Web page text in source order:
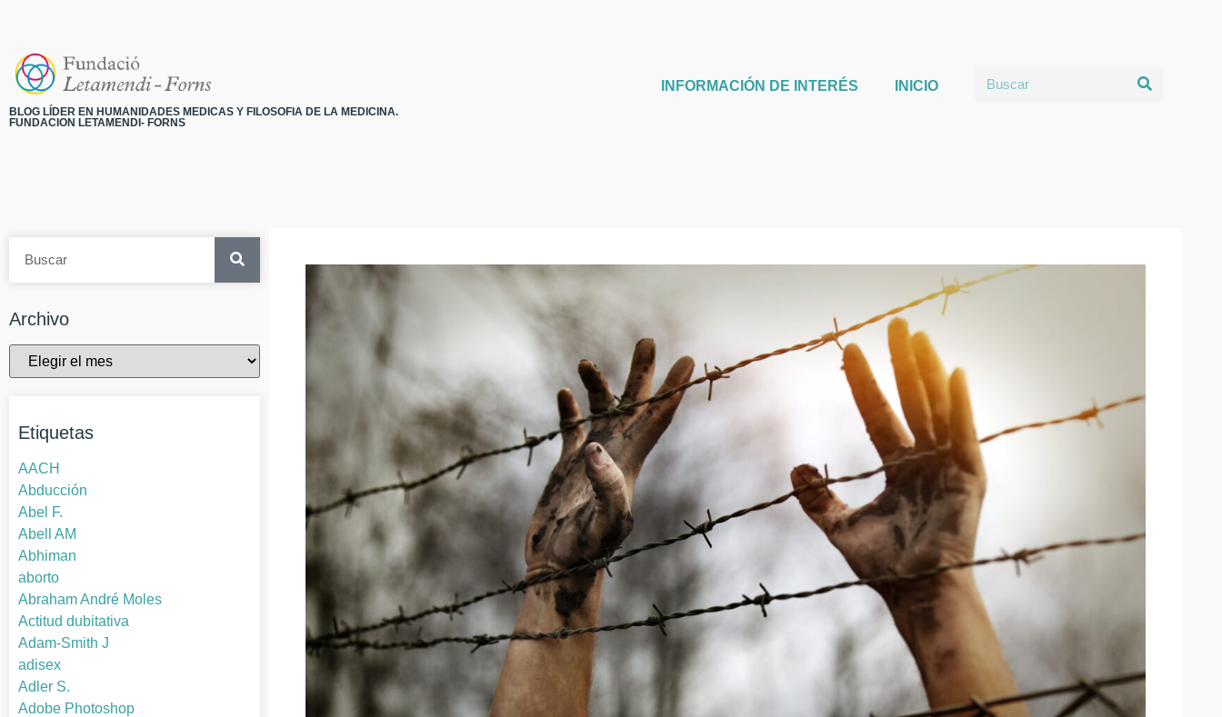
BLOG LÍDER EN HUMANIDADES MEDICAS Y FILOSOFIA DE LA MEDICINA.
FUNDACION LETAMENDI- FORNS
INFORMACIÓN DE INTERÉS INICIO
Archivo
Etiquetas
AACH
Abducción
Abel F.
Abell AM
Abhiman
aborto
Abraham André Moles
Actitud dubitativa
Adam-Smith J
adisex
Adler S.
Adobe Photoshop